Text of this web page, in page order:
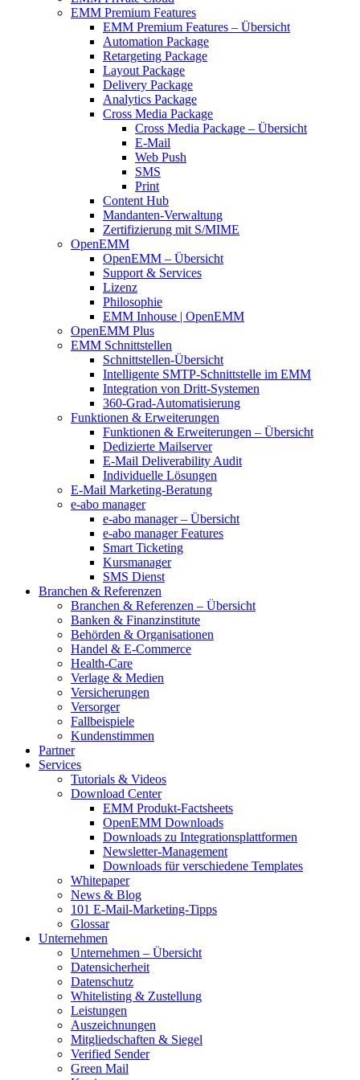
EMM Premium Features
EMM Premium Features – Übersicht
Automation Package
Retargeting Package
Layout Package
Delivery Package
Analytics Package
Cross Media Package
Cross Media Package – Übersicht
E-Mail
Web Push
SMS
Print
Content Hub
Mandanten-Verwaltung
Zertifizierung mit S/MIME
OpenEMM
OpenEMM – Übersicht
Support & Services
Lizenz
Philosophie
EMM Inhouse | OpenEMM
OpenEMM Plus
EMM Schnittstellen
Schnittstellen-Übersicht
Intelligente SMTP-Schnittstelle im EMM
Integration von Dritt-Systemen
360-Grad-Automatisierung
Funktionen & Erweiterungen
Funktionen & Erweiterungen – Übersicht
Dedizierte Mailserver
E-Mail Deliverability Audit
Individuelle Lösungen
E-Mail Marketing-Beratung
e-abo manager
e-abo manager – Übersicht
e-abo manager Features
Smart Ticketing
Kursmanager
SMS Dienst
Branchen & Referenzen
Branchen & Referenzen – Übersicht
Banken & Finanzinstitute
Behörden & Organisationen
Handel & E-Commerce
Health-Care
Verlage & Medien
Versicherungen
Versorger
Fallbeispiele
Kundenstimmen
Partner
Services
Tutorials & Videos
Download Center
EMM Produkt-Factsheets
OpenEMM Downloads
Downloads zu Integrationsplattformen
Newsletter-Management
Downloads für verschiedene Templates
Whitepaper
News & Blog
101 E-Mail-Marketing-Tipps
Glossar
Unternehmen
Unternehmen – Übersicht
Datensicherheit
Datenschutz
Whitelisting & Zustellung
Leistungen
Auszeichnungen
Mitgliedschaften & Siegel
Verified Sender
Green Mail